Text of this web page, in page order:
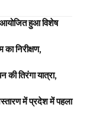
हुआ विशेष
निरीक्षण,
तिरंगा यात्रा,
में प्रदेश में पहला